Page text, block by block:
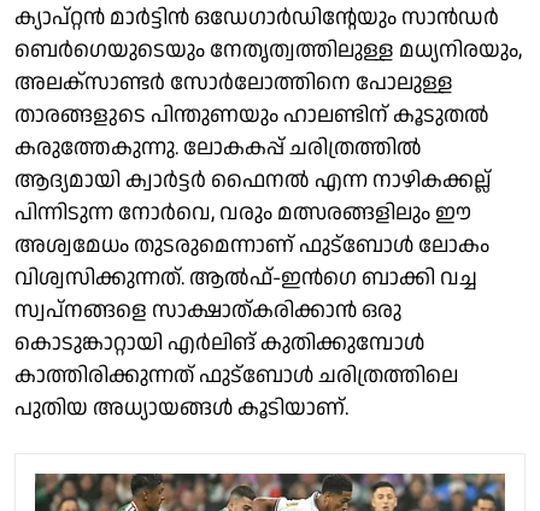
ക്യാപ്റ്റൻ മാർട്ടിൻ ഒഡേഗാർഡിൻ്റേയും സാൻഡർ
ബെർഗെയുടെയും നേതൃത്വത്തിലുള്ള മധ്യനിരയും,
അലക്സാണ്ടർ സോർലോത്തിനെ പോലുള്ള
താരങ്ങളുടെ പിന്തുണയും ഹാലണ്ടിന് കൂടുതൽ
കരുത്തേകുന്നു. ലോകകപ്പ് ചരിത്രത്തിൽ
ആദ്യമായി ക്വാർട്ടർ ഫൈനൽ എന്ന നാഴികക്കല്ല്
പിന്നിടുന്ന നോർവെ, വരും മത്സരങ്ങളിലും ഈ
അശ്വമേധം തുടരുമെന്നാണ് ഫുട്ബോൾ ലോകം
വിശ്വസിക്കുന്നത്. ആൽഫ്-ഇൻഗെ ബാക്കി വച്ച
സ്വപ്നങ്ങളെ സാക്ഷാത്കരിക്കാൻ ഒരു
കൊടുങ്കാറ്റായി എർലിങ് കുതിക്കുമ്പോൾ
കാത്തിരിക്കുന്നത് ഫുട്ബോൾ ചരിത്രത്തിലെ
പുതിയ അധ്യായങ്ങൾ കൂടിയാണ്.